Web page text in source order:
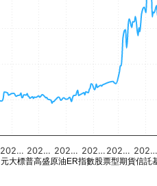
202… 202… 202… 202… 202…
元大標普高盛原油ER指數股票型期貨信託